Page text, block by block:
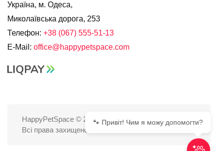
Україна, м. Одеса,
Миколаївська дорога, 253
Телефон: +38 (067) 555-51-13
E-Mail: office@happypetspace.com
HappyPetSpace © 2025
Всі права захищено.
🐾 Привіт! Чим я можу допомогти?